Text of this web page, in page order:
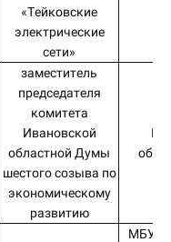
«Тейковские
электрические
сети»
заместитель
председателя
комитета
Ивановской
областной Думы
шестого созыва по
экономическому
развитию
МБУ